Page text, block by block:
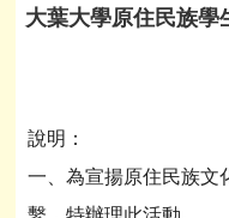
大葉大學原住民族
說明：
一、為宣揚原住民族文